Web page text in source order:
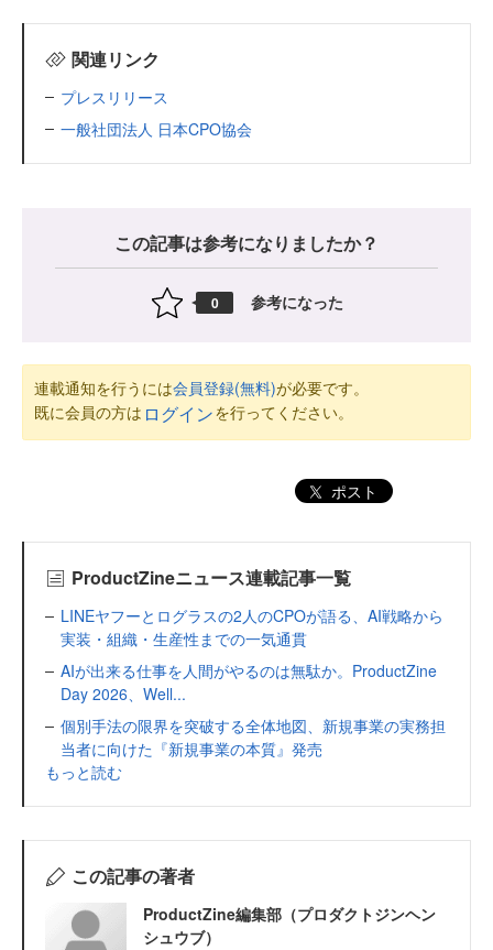
関連リンク
プレスリリース
一般社団法人 日本CPO協会
この記事は参考になりましたか？
0 参考になった
連載通知を行うには会員登録(無料)が必要です。
既に会員の方は ログインを行ってください。
ポスト
ProductZineニュース連載記事一覧
LINEヤフーとログラスの2人のCPOが語る、AI戦略から
実装・組織・生産性までの一気通貫
AIが出来る仕事を人間がやるのは無駄か。ProductZine
Day 2026、Well...
個別手法の限界を突破する全体地図、新規事業の実務担
当者に向けた『新規事業の本質』発売
もっと読む
この記事の著者
ProductZine編集部（プロダクトジンヘン
シュウブ）